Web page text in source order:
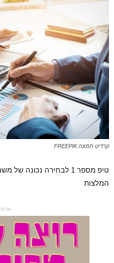
קרדיט תמונה FREEPIK
טיפ מספר 1 לבחירה
המלצות
-